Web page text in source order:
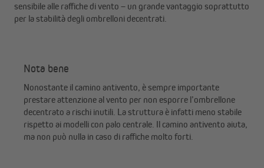
sensibile alle raffiche di vento – un grande vantaggio soprattutto
per la stabilità degli ombrelloni decentrati.
Nota bene
Nonostante il camino antivento, è sempre importante
prestare attenzione al vento per non esporre l’ombrellone
decentrato a rischi inutili. La struttura è infatti meno stabile
rispetto ai modelli con palo centrale. Il camino antivento aiuta,
ma non può nulla in caso di raffiche molto forti.